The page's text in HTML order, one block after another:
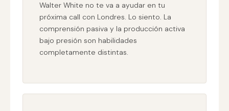
Walter White no te va a ayudar en tu
próxima call con Londres. Lo siento. La
comprensión pasiva y la producción activa
bajo presión son habilidades
completamente distintas.